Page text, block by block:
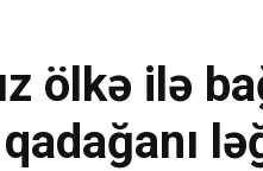
ölkə ilə